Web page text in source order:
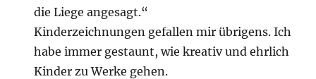
die Liege angesagt.“
Kinderzeichnungen gefallen mir übrigens. Ich
habe immer gestaunt, wie kreativ und ehrlich
Kinder zu Werke gehen.